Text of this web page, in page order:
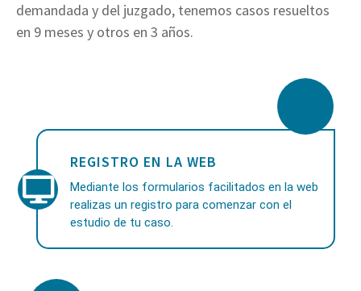
demandada y del juzgado, tenemos casos resueltos
en 9 meses y otros en 3 años.
REGISTRO EN LA WEB
Mediante los formularios facilitados en la web
realizas un registro para comenzar con el
estudio de tu caso.